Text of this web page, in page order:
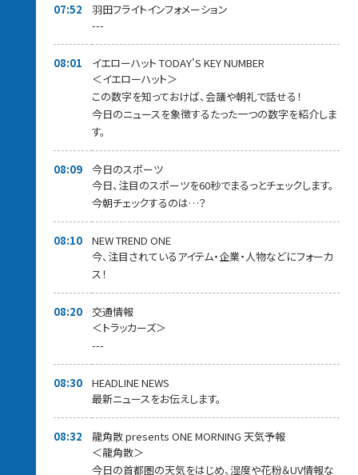
07:52
羽田フライトインフォメーション
---
08:01
イエローハット TODAY'S KEY NUMBER
＜イエローハット＞
この数字を知っておけば、会議や朝礼で話せる！
今日のニュースを象徴するたった一つの数字を紹介しま
す。
08:09
今日のスポーツ
今日、注目のスポーツを60秒でまるっとチェックします。
今朝チェックするのは…？
08:10
NEW TREND ONE
今、注目されているアイテム・企業・人物などにフォーカ
ス！
08:20
交通情報
＜トラッカーズ＞
---
08:30
HEADLINE NEWS
最新ニュースをお伝えします。
08:32
龍角散 presents ONE MORNING 天気予報
＜龍角散＞
今日の首都圏の天気をはじめ、湿度や花粉＆UV情報な